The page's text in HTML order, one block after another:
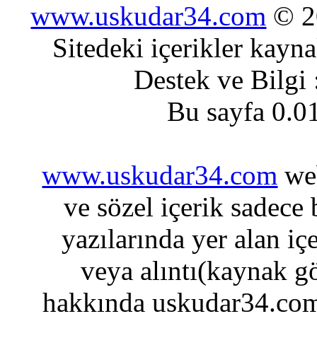
www.uskudar34.com ©
Sitedeki içerikler
Destek ve
Bu sayfa
www.uskudar34.com
ve sözel içerik sadece
yazılarında yer alan
veya alıntı(kaynak
hakkında